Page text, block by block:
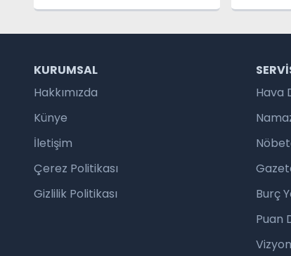
ALANI
KURUMSAL
Hakkımızda
Künye
İletişim
Çerez Politikası
Gizlilik Politikası
Hava
Burç
Puan